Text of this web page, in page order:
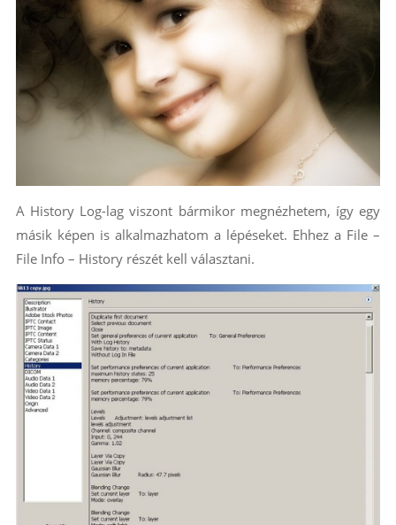
A History Log-lag viszont bármikor megnézhetem, így egy
másik képen is alkalmazhatom a lépéseket. Ehhez a File –
File Info – History részét kell választani.